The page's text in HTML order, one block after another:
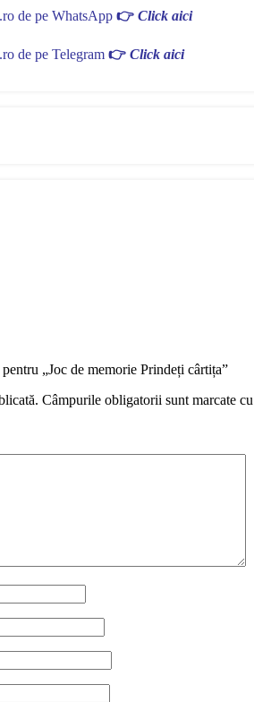
de pe WhatsApp 👉 Click aici
de pe Telegram 👉 Click aici
„Joc de memorie Prindeți cârtița”
Câmpurile obligatorii sunt marcate cu